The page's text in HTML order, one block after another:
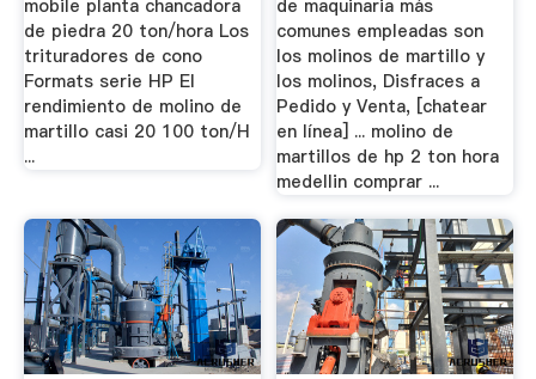
mobile planta chancadora
de piedra 20 ton/hora Los
trituradores de cono
Formats serie HP El
rendimiento de molino de
martillo casi 20 100 ton/H
...
de maquinaria más
comunes empleadas son
los molinos de martillo y
los molinos, Disfraces a
Pedido y Venta, [chatear
en línea] ... molino de
martillos de hp 2 ton hora
medellin comprar ...